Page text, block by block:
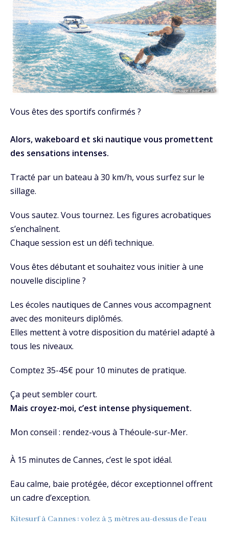
Vous êtes des sportifs confirmés ?
Alors, wakeboard et ski nautique vous promettent
des sensations intenses.
Tracté par un bateau à 30 km/h, vous surfez sur le
sillage.
Vous sautez. Vous tournez. Les figures acrobatiques
s’enchaînent.
Chaque session est un défi technique.
Vous êtes débutant et souhaitez vous initier à une
nouvelle discipline ?
Les écoles nautiques de Cannes vous accompagnent
avec des moniteurs diplômés.
Elles mettent à votre disposition du matériel adapté à
tous les niveaux.
Comptez 35-45€ pour 10 minutes de pratique.
Ça peut sembler court.
Mais croyez-moi, c’est intense physiquement.
Mon conseil : rendez-vous à Théoule-sur-Mer.
À 15 minutes de Cannes, c’est le spot idéal.
Eau calme, baie protégée, décor exceptionnel offrent
un cadre d’exception.
Kitesurf à Cannes : volez à 3 mètres au-dessus de l'eau